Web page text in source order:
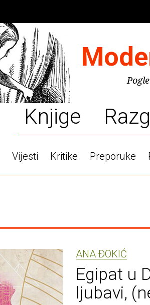
Knjige
Vijesti Kritike Preporuke
ANA ÐOKIĆ
Egipat u
ljubavi,